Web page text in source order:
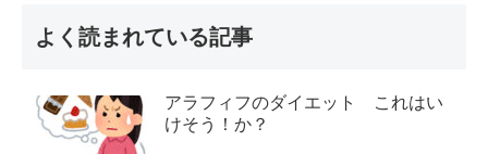
よく読まれている記事
アラフィフのダイエット これはい
けそう！か？